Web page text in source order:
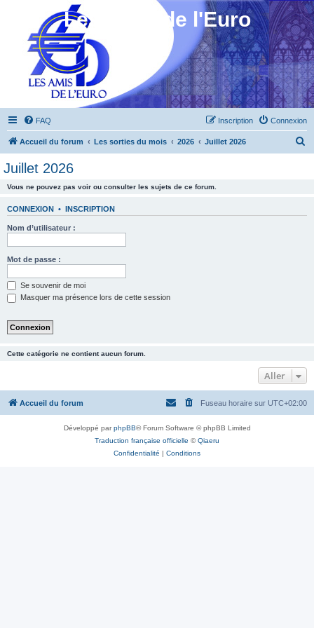
Les Amis de l'Euro
FAQ Connexion
Inscription
Accueil du forum Les sorties du mois 2026 Juillet 2026
Juillet 2026
Vous ne pouvez pas voir ou consulter les sujets de ce forum.
CONNEXION • INSCRIPTION
Nom d’utilisateur :
Mot de passe :
Se souvenir de moi
Masquer ma présence lors de cette session
Cette catégorie ne contient aucun forum.
Aller
Accueil du forum Fuseau horaire sur UTC+02:00
Développé parphpBB® Forum Software © phpBB Limited
Traduction française officielle ©Qiaeru
Confidentialité | Conditions